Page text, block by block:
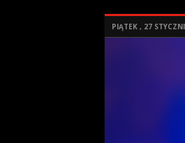
PIĄTEK , 27